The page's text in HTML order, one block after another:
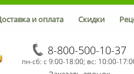
и оплата Скидки
8-800-500-10-37
пн-сб: с 9:00-18:00; вс: 10:00-